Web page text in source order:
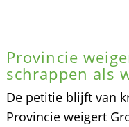
Provincie
schrappen als
De petitie blijft van
Provincie weigert